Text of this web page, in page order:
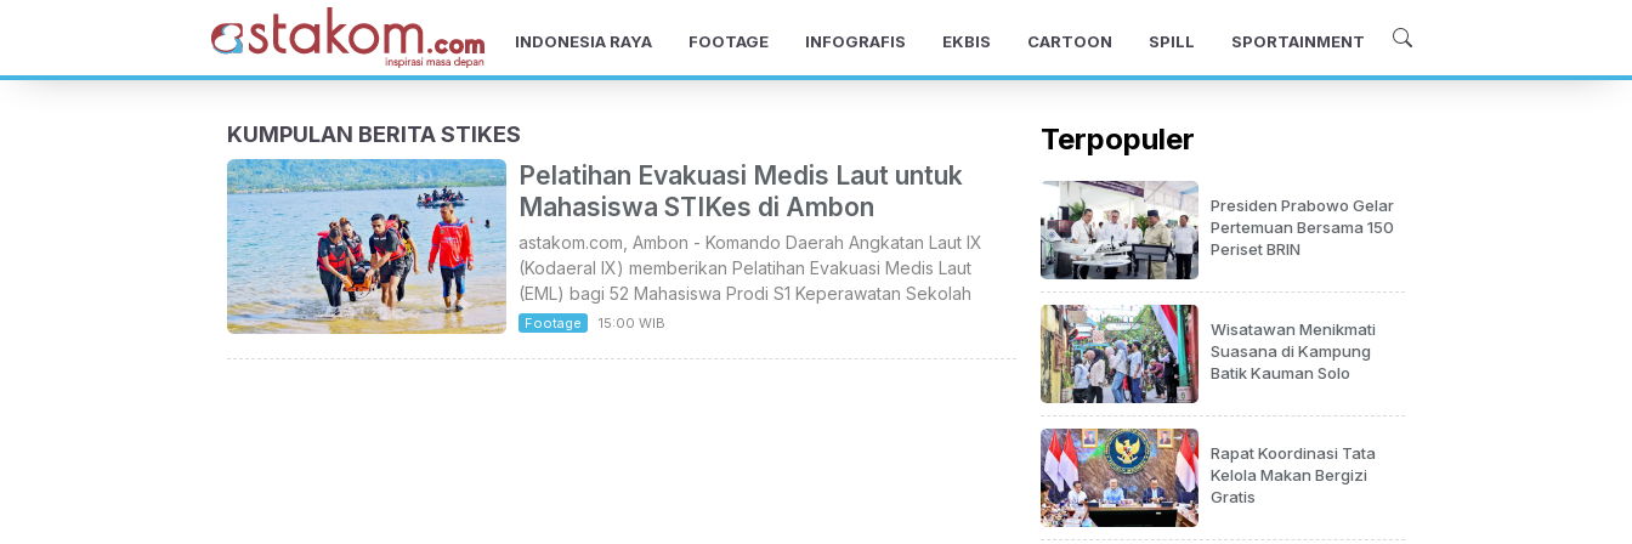
INDONESIA RAYA FOOTAGE INFOGRAFIS EKBIS CARTOON SPILL SPORTAINMENT
KUMPULAN BERITA STIKES
Pelatihan Evakuasi Medis Laut untuk
Mahasiswa STIKes di Ambon
astakom.com, Ambon - Komando Daerah Angkatan Laut lX
(Kodaeral IX) memberikan Pelatihan Evakuasi Medis Laut
(EML) bagi 52 Mahasiswa Prodi S1 Keperawatan Sekolah
Footage 15:00 WIB
Terpopuler
Presiden Prabowo Gelar
Pertemuan Bersama 150
Periset BRIN
Wisatawan Menikmati
Suasana di Kampung
Batik Kauman Solo
Rapat Koordinasi Tata
Kelola Makan Bergizi
Gratis